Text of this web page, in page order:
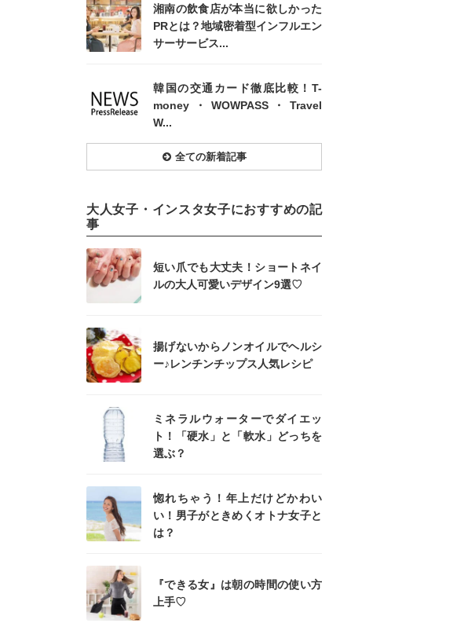
湘南の飲食店が本当に欲しかった
PRとは？地域密着型インフルエン
サーサービス...
韓国の交通カード徹底比較！T-
money・WOWPASS・Travel
W...
全ての新着記事
大人女子・インスタ女子におすすめの記
事
短い爪でも大丈夫！ショートネイ
ルの大人可愛いデザイン9選♡
揚げないからノンオイルでヘルシ
ー♪レンチンチップス人気レシピ
ミネラルウォーターでダイエッ
ト！「硬水」と「軟水」どっちを
選ぶ？
惚れちゃう！年上だけどかわい
い！男子がときめくオトナ女子と
は？
『できる女』は朝の時間の使い方
上手♡